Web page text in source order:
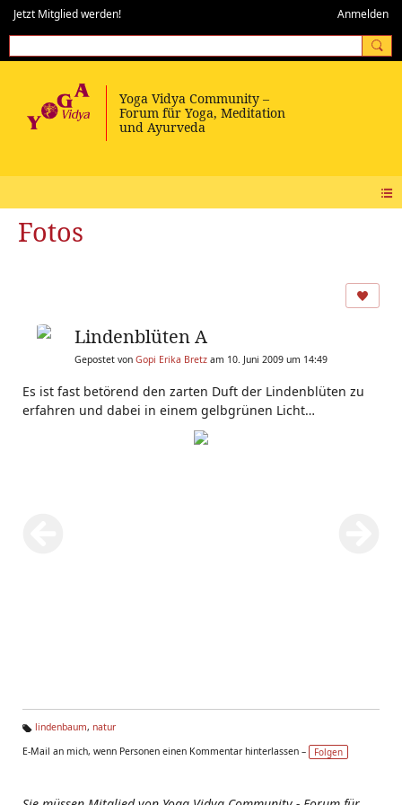
Jetzt Mitglied werden! Anmelden
Fotos
Lindenblüten A
Gepostet von Gopi Erika Bretz am 10. Juni 2009 um 14:49
Es ist fast betörend den zarten Duft der Lindenblüten zu
erfahren und dabei in einem gelbgrünen Licht
eingetaucht zu sein. Nur schwer konnte ich mich aus
dieser Erfahrung wieder lösen.
g
lindenbaum, natur
E-Mail an mich, wenn Personen einen Kommentar hinterlassen –
Folgen